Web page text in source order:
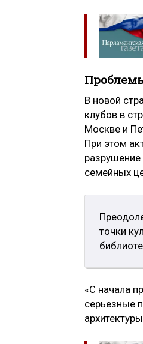
В новой
клубов в
Москве и
При этом
разрушение
семейных
точки
«С начала
серьезные